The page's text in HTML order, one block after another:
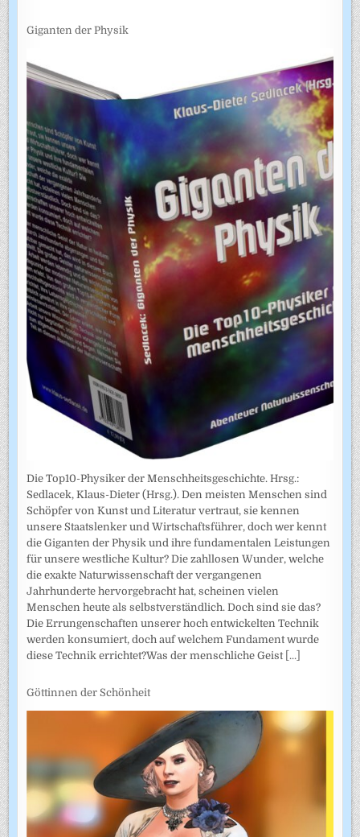
Giganten der Physik
Die Top10-Physiker der Menschheitsgeschichte. Hrsg.:
Sedlacek, Klaus-Dieter (Hrsg.). Den meisten Menschen sind
Schöpfer von Kunst und Literatur vertraut, sie kennen
unsere Staatslenker und Wirtschaftsführer, doch wer kennt
die Giganten der Physik und ihre fundamentalen Leistungen
für unsere westliche Kultur? Die zahllosen Wunder, welche
die exakte Naturwissenschaft der vergangenen
Jahrhunderte hervorgebracht hat, scheinen vielen
Menschen heute als selbstverständlich. Doch sind sie das?
Die Errungenschaften unserer hoch entwickelten Technik
werden konsumiert, doch auf welchem Fundament wurde
diese Technik errichtet?Was der menschliche Geist [...]
Göttinnen der Schönheit